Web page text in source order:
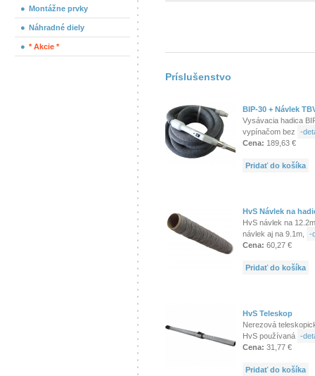
Montážne prvky
Náhradné diely
* Akcie *
Príslušenstvo
BIP-30 + Návlek
Vysávacia hadica
vypínačom bez
-
Cena: 189,63 €
Pridať do košíka
HvS Návlek na
HvS návlek na
návlek aj na 9.1m,
-
Cena: 60,27 €
Pridať do košíka
HvS Teleskop
Nerezová
HvS používaná -
Cena: 31,77 €
Pridať do košíka